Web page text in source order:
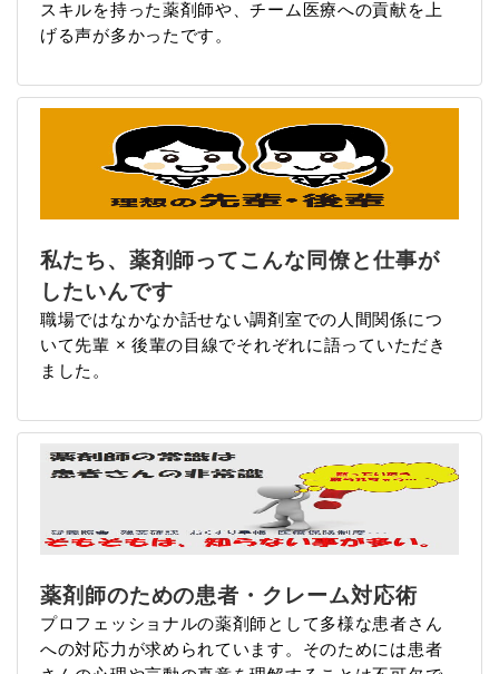
スキルを持った薬剤師や、チーム医療への貢献を上
げる声が多かったです。
私たち、薬剤師ってこんな同僚と仕事が
したいんです
職場ではなかなか話せない調剤室での人間関係につ
いて先輩 × 後輩の目線でそれぞれに語っていただき
ました。
薬剤師のための患者・クレーム対応術
プロフェッショナルの薬剤師として多様な患者さん
への対応力が求められています。そのためには患者